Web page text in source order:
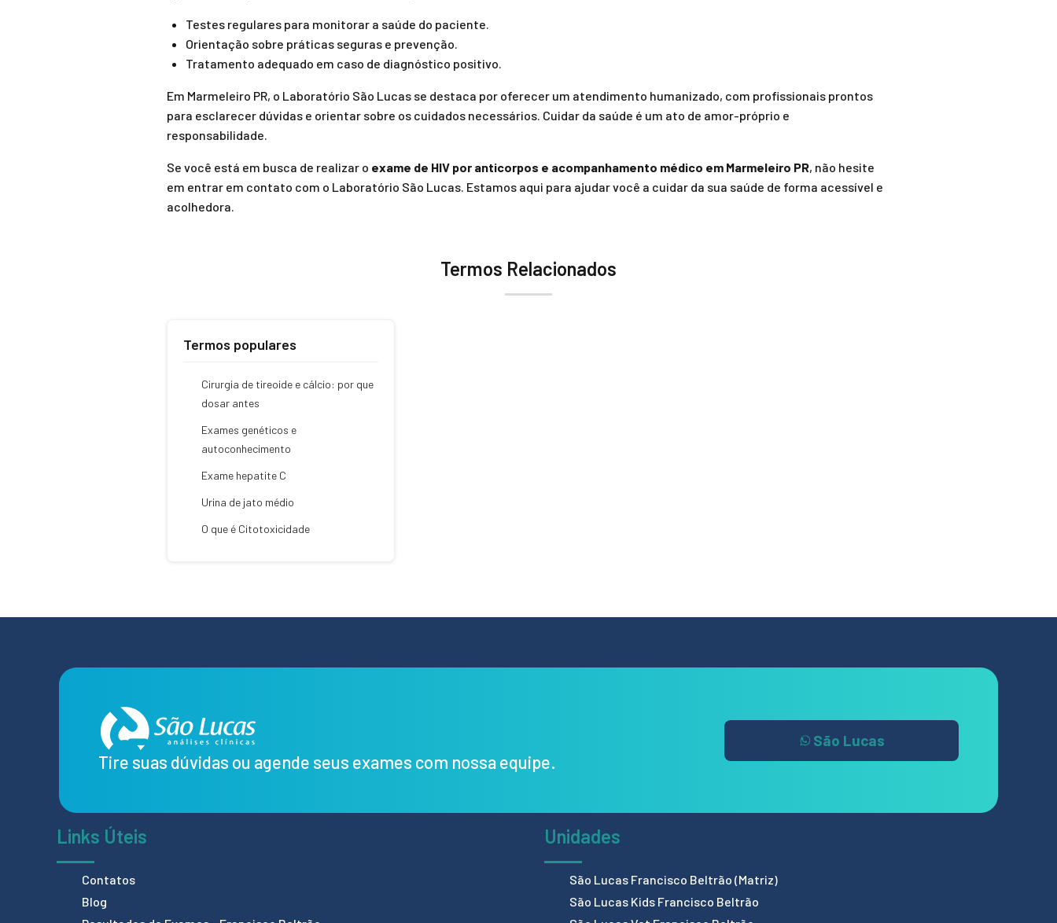
Testes regulares para monitorar a saúde do paciente.
Orientação sobre práticas seguras e prevenção.
Tratamento adequado em caso de diagnóstico positivo.
Em Marmeleiro PR, o Laboratório São Lucas se destaca por oferecer um atendimento humanizado, com profissionais prontos
para esclarecer dúvidas e orientar sobre os cuidados necessários. Cuidar da saúde é um ato de amor-próprio e
responsabilidade.
Se você está em busca de realizar o exame de HIV por anticorpos e acompanhamento médico em Marmeleiro PR, não hesite
em entrar em contato com o Laboratório São Lucas. Estamos aqui para ajudar você a cuidar da sua saúde de forma acessível e
acolhedora.
Termos Relacionados
Termos populares
Cirurgia de tireoide e cálcio: por que
dosar antes
Exames genéticos e
autoconhecimento
Exame hepatite C
Urina de jato médio
O que é Citotoxicidade
Tire suas dúvidas ou agende seus exames com nossa equipe.
São Lucas
Links Úteis
Contatos
Blog
Unidades
São Lucas Francisco Beltrão (Matriz)
São Lucas Kids Francisco Beltrão